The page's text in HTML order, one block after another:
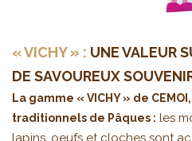
« VICHY » : UNE VALEUR
DE SAVOUREUX
La gamme « VICHY » de
traditionnels de Pâques : les
lapins, oeufs et cloches sont